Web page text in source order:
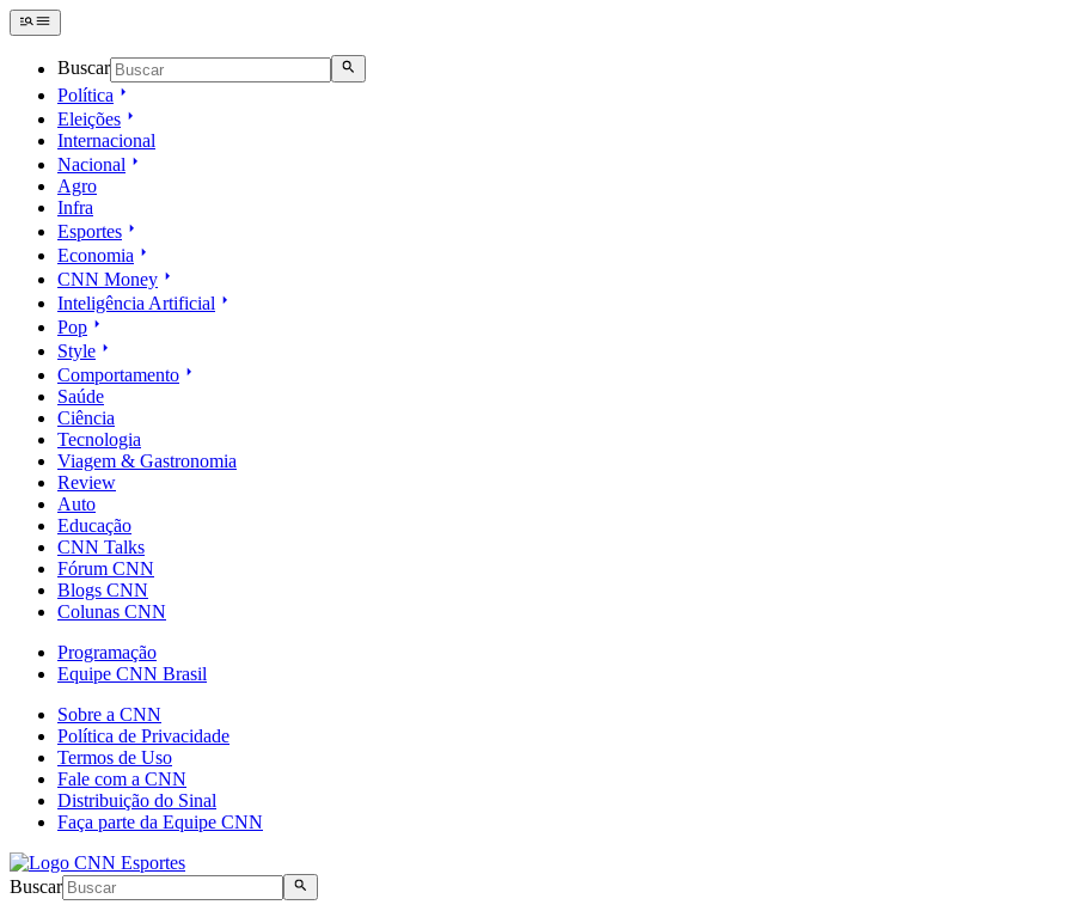
Buscar
Política
Eleições
Internacional
Nacional
Agro
Infra
Esportes
Economia
CNN Money
Inteligência Artificial
Pop
Style
Comportamento
Saúde
Ciência
Tecnologia
Viagem & Gastronomia
Review
Auto
Educação
CNN Talks
Fórum CNN
Blogs CNN
Colunas CNN
Programação
Equipe CNN Brasil
Sobre a CNN
Política de Privacidade
Termos de Uso
Fale com a CNN
Distribuição do Sinal
Faça parte da Equipe CNN
Buscar